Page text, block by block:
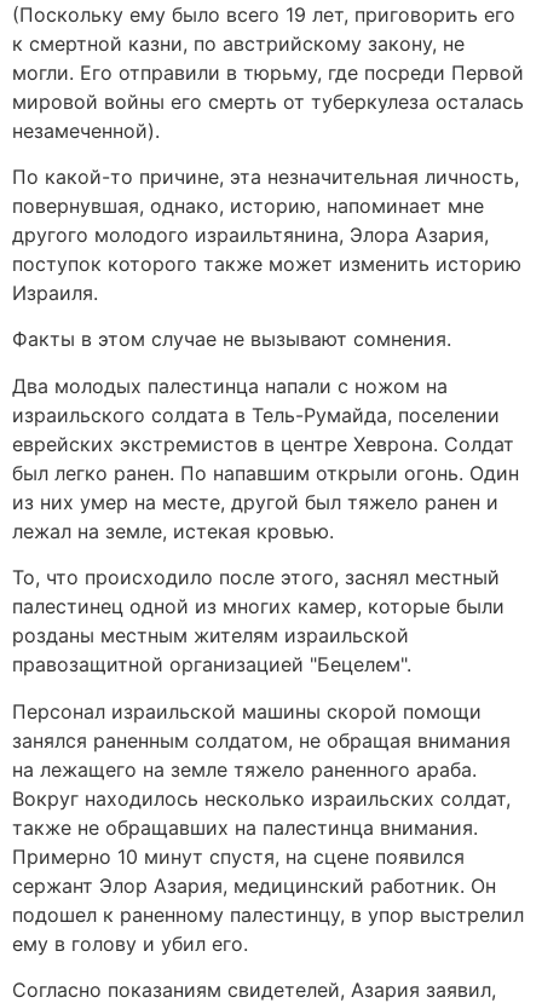
(Поскольку ему было всего 19 лет, приговорить его
к смертной казни, по австрийскому закону, не
могли. Его отправили в тюрьму, где посреди Первой
мировой войны его смерть от туберкулеза осталась
незамеченной).
По какой-то причине, эта незначительная личность,
повернувшая, однако, историю, напоминает мне
другого молодого израильтянина, Элора Азария,
поступок которого также может изменить историю
Израиля.
Факты в этом случае не вызывают сомнения.
Два молодых палестинца напали с ножом на
израильского солдата в Тель-Румайда, поселении
еврейских экстремистов в центре Хеврона. Солдат
был легко ранен. По напавшим открыли огонь. Один
из них умер на месте, другой был тяжело ранен и
лежал на земле, истекая кровью.
То, что происходило после этого, заснял местный
палестинец одной из многих камер, которые были
розданы местным жителям израильской
правозащитной организацией "Бецелем".
Персонал израильской машины скорой помощи
занялся раненным солдатом, не обращая внимания
на лежащего на земле тяжело раненного араба.
Вокруг находилось несколько израильских солдат,
также не обращавших на палестинца внимания.
Примерно 10 минут спустя, на сцене появился
сержант Элор Азария, медицинский работник. Он
подошел к раненному палестинцу, в упор выстрелил
ему в голову и убил его.
Согласно показаниям свидетелей, Азария заявил,